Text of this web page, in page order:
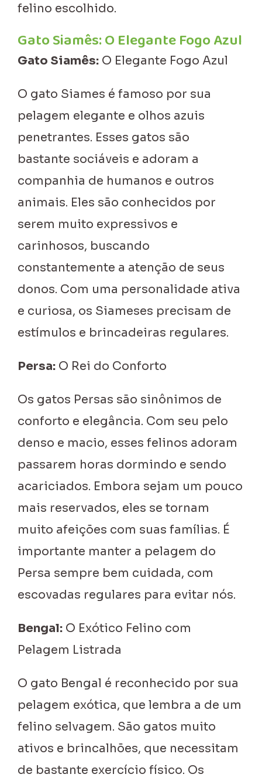
felino escolhido.
Gato Siamês: O Elegante Fogo Azul
Gato Siamês: O Elegante Fogo Azul
O gato Siames é famoso por sua
pelagem elegante e olhos azuis
penetrantes. Esses gatos são
bastante sociáveis e adoram a
companhia de humanos e outros
animais. Eles são conhecidos por
serem muito expressivos e
carinhosos, buscando
constantemente a atenção de seus
donos. Com uma personalidade ativa
e curiosa, os Siameses precisam de
estímulos e brincadeiras regulares.
Persa: O Rei do Conforto
Os gatos Persas são sinônimos de
conforto e elegância. Com seu pelo
denso e macio, esses felinos adoram
passarem horas dormindo e sendo
acariciados. Embora sejam um pouco
mais reservados, eles se tornam
muito afeições com suas famílias. É
importante manter a pelagem do
Persa sempre bem cuidada, com
escovadas regulares para evitar nós.
Bengal: O Exótico Felino com
Pelagem Listrada
O gato Bengal é reconhecido por sua
pelagem exótica, que lembra a de um
felino selvagem. São gatos muito
ativos e brincalhões, que necessitam
de bastante exercício físico. Os